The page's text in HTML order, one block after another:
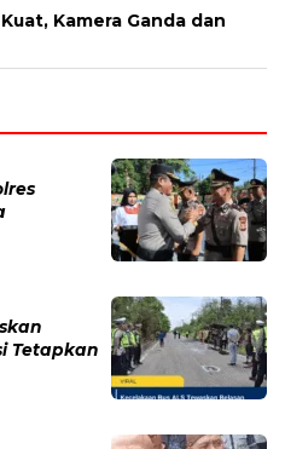
Kamera Ganda dan
Tetapkan